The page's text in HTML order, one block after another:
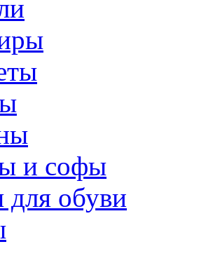
и софы
обуви